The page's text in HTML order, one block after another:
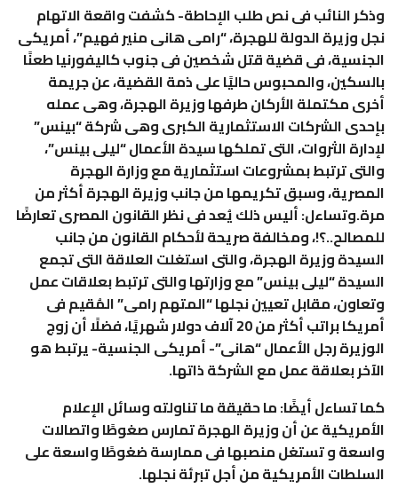
وذكر النائب فى نص طلب الإحاطة- كشفت واقعة الاتهام
نجل وزيرة الدولة للهجرة، “رامى هانى منير فهيم”، أمريكى
الجنسية، فى قضية قتل شخصين فى جنوب كاليفورنيا طعنًا
بالسكين، والمحبوس حاليًا على ذمة القضية، عن جريمة
أخرى مكتملة الأركان طرفها وزيرة الهجرة، وهى عمله
بإحدى الشركات الاستثمارية الكبرى وهى شركة “بينس”
لإدارة الثروات، التى تملكها سيدة الأعمال “ليلى بينس”،
والتى ترتبط بمشروعات استثمارية مع وزارة الهجرة
المصرية، وسبق تكريمها من جانب وزيرة الهجرة أكثر من
مرة.وتساءل: أليس ذلك يُعد فى نظر القانون المصرى تعارضًا
للمصالح..؟!، ومخالفة صريحة لأحكام القانون من جانب
السيدة وزيرة الهجرة، والتى استغلت العلاقة التى تجمع
السيدة “ليلى بينس” مع وزارتها والتى ترتبط بعلاقات عمل
وتعاون، مقابل تعيين نجلها “المتهم رامى” المُقيم فى
أمريكا براتب أكثر من 20 آلاف دولار شهريًا، فضلًا أن زوج
الوزيرة رجل الأعمال “هانى”- أمريكى الجنسية- يرتبط هو
الآخر بعلاقة عمل مع الشركة ذاتها.
كما تساءل أيضًا: ما حقيقة ما تناولته وسائل الإعلام
الأمريكية عن أن وزيرة الهجرة تمارس صغوطًا واتصالات
واسعة و تستغل منصبها فى ممارسة ضغوطًا واسعة على
السلطات الأمريكية من أجل تبرئة نجلها.